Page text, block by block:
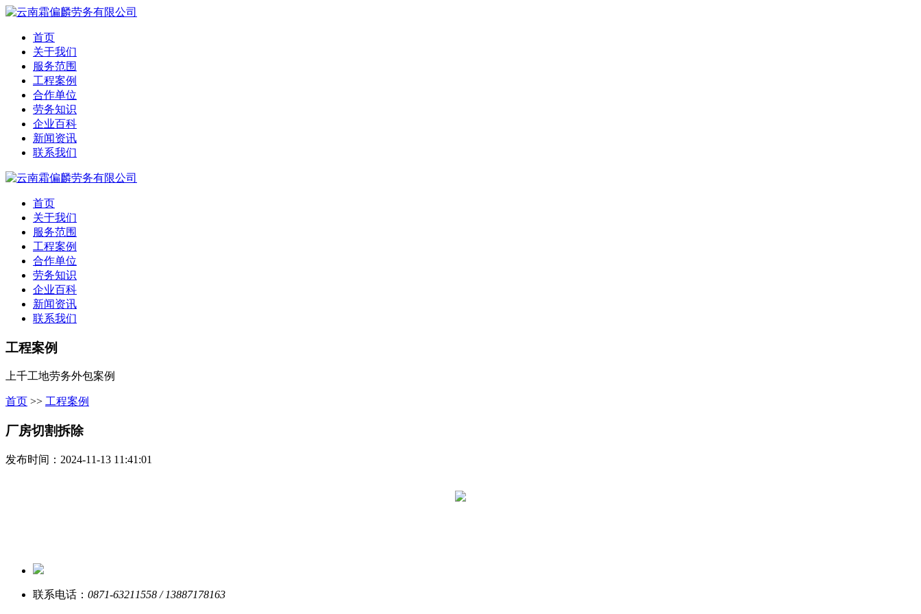
首页
关于我们
服务范围
工程案例
合作单位
劳务知识
企业百科
新闻资讯
联系我们
首页
关于我们
服务范围
工程案例
合作单位
劳务知识
企业百科
新闻资讯
联系我们
工程案例
上千工地劳务外包案例
首页 >> 工程案例
厂房切割拆除
发布时间：2024-11-13 11:41:01
联系电话： 0871-63211558 / 13887178163